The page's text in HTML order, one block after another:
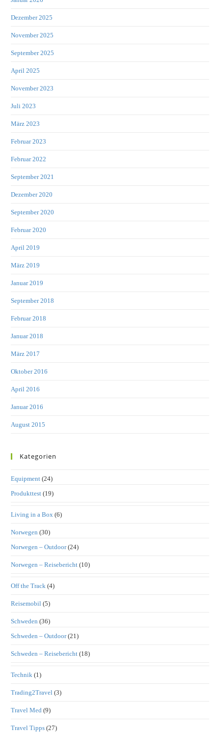
Dezember 2025
November 2025
September 2025
April 2025
November 2023
Juli 2023
März 2023
Februar 2023
Februar 2022
September 2021
Dezember 2020
September 2020
Februar 2020
April 2019
März 2019
Januar 2019
September 2018
Februar 2018
Januar 2018
März 2017
Oktober 2016
April 2016
Januar 2016
August 2015
Kategorien
Equipment (24)
Produkttest (19)
Living in a Box (6)
Norwegen (30)
Norwegen – Outdoor (24)
Norwegen – Reisebericht (10)
Off the Track (4)
Reisemobil (5)
Schweden (36)
Schweden – Outdoor (21)
Schweden – Reisebericht (18)
Technik (1)
Trading2Travel (3)
Travel Med (9)
Travel Tipps (27)